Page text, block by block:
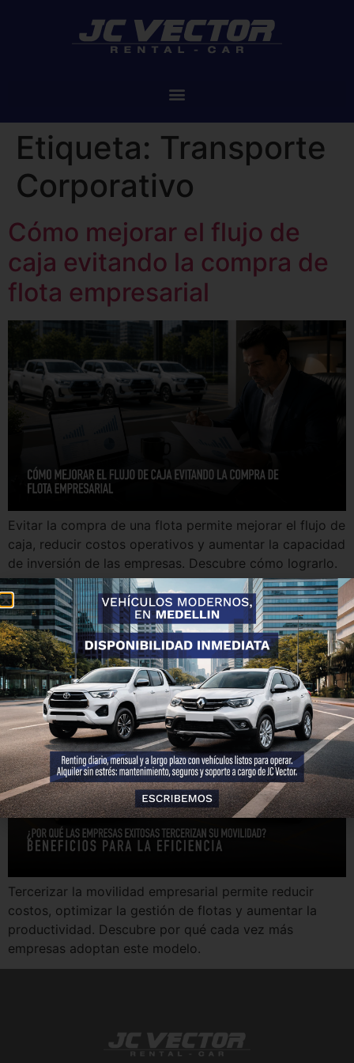
Etiqueta: Transporte
Corporativo
Cómo mejorar el flujo de
caja evitando la compra de
flota empresarial
Evitar la compra de una flota permite mejorar el flujo de
caja, reducir costos operativos y aumentar la capacidad
de inversión de las empresas. Descubre cómo lograrlo.
¿Por qué las empresas
exitosas tercerizan su
movilidad?
Tercerizar la movilidad empresarial permite reducir
costos, optimizar la gestión de flotas y aumentar la
productividad. Descubre por qué cada vez más
empresas adoptan este modelo.